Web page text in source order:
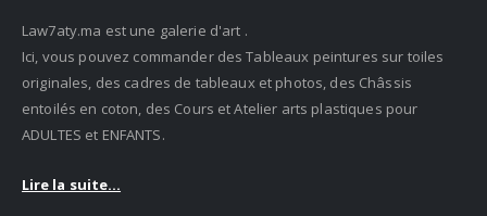
Law7aty.ma est une galerie d'art .
Ici, vous pouvez commander des Tableaux peintures sur toiles
originales, des cadres de tableaux et photos, des Châssis
entoilés en coton, des Cours et Atelier arts plastiques pour
ADULTES et ENFANTS.
Lire la suite...